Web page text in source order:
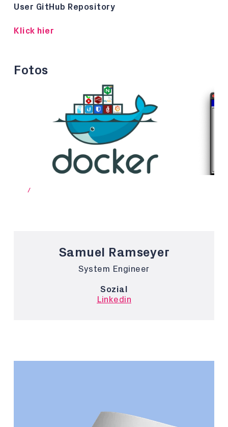
User GitHub Repository
Klick hier
Fotos
/
Samuel Ramseyer
System Engineer
Sozial
Linkedin